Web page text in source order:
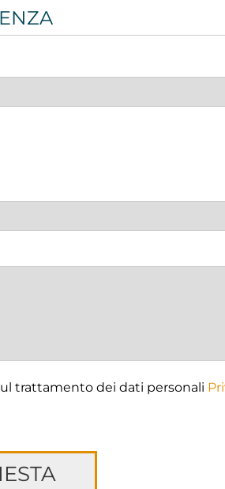
trattamento dei dati personali